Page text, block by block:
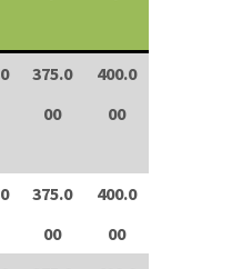
375.0
00
400.0
00
375.0
00
400.0
00